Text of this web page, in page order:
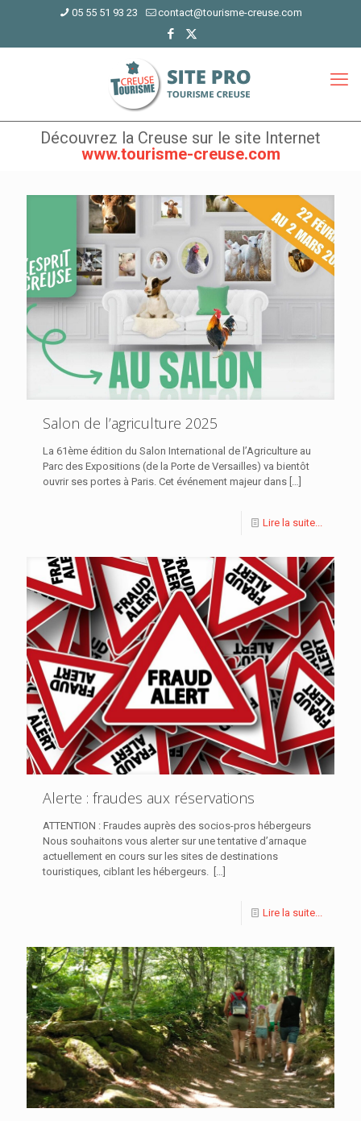
05 55 51 93 23 contact@tourisme-creuse.com
Découvrez la Creuse sur le site Internet
www.tourisme-creuse.com
Salon de l’agriculture 2025
La 61ème édition du Salon International de l’Agriculture au
Parc des Expositions (de la Porte de Versailles) va bientôt
ouvrir ses portes à Paris. Cet événement majeur dans […]
Lire la suite...
Alerte : fraudes aux réservations
ATTENTION : Fraudes auprès des socios-pros hébergeurs
Nous souhaitons vous alerter sur une tentative d’arnaque
actuellement en cours sur les sites de destinations
touristiques, ciblant les hébergeurs.
Lire la suite...